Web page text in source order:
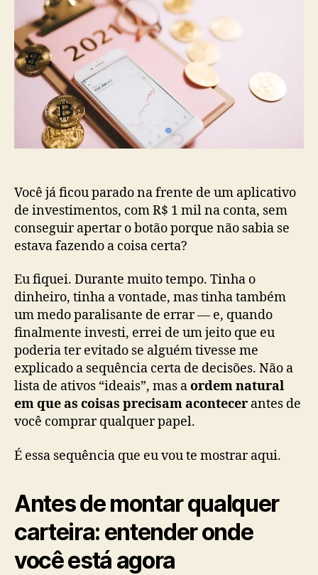
Você já ficou parado na frente de um aplicativo
de investimentos, com R$ 1 mil na conta, sem
conseguir apertar o botão porque não sabia se
estava fazendo a coisa certa?
Eu fiquei. Durante muito tempo. Tinha o
dinheiro, tinha a vontade, mas tinha também
um medo paralisante de errar — e, quando
finalmente investi, errei de um jeito que eu
poderia ter evitado se alguém tivesse me
explicado a sequência certa de decisões. Não a
lista de ativos “ideais”, mas aordem natural
em que as coisas precisam acontecer antes de
você comprar qualquer papel.
É essa sequência que eu vou te mostrar aqui.
Antes de montar qualquer
carteira: entender onde
você está agora